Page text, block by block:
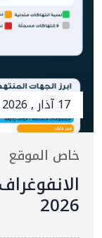
17 آذار , 2026
خاص الموقع
2026